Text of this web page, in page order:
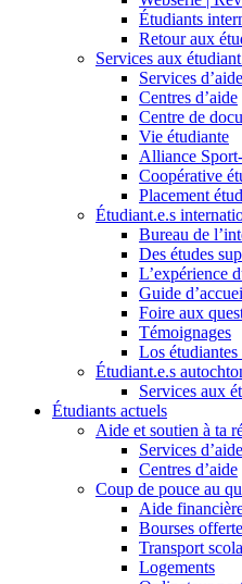
Étudiants
Retour aux
Services aux
Services d’aide
Centres d’aide
Centre de
Vie étudiante
Alliance
Coopérative
Placement
Étudiant.e.s
Bureau de
Des études
L’expérience
Guide
Foire aux
Témoignages
Los
Étudiant.e.s
Services aux
Étudiants actuels
Aide et soutien à ta
Services d’aide
Centres d’aide
Coup de pouce au
Aide
Bourses
Transport
Logements